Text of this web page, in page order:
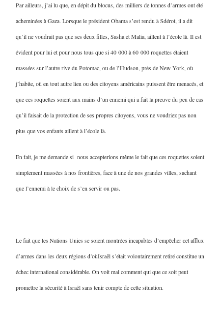
Par ailleurs, j’ai lu que, en dépit du blocus, des milliers de tonnes d’armes ont été
acheminées à Gaza. Lorsque le président Obama s’est rendu à Sdérot, il a dit
qu’il ne voudrait pas que ses deux filles, Sasha et Malia, aillent à l’école là. Il est
évident pour lui et pour nous tous que si 40 000 à 60 000 roquettes étaient
massées sur l’autre rive du Potomac, ou de l’Hudson, près de New-York, où
j’habite, où en tout autre lieu ou des citoyens américains puissent être menacés, et
que ces roquettes soient aux mains d’un ennemi qui a fait la preuve du peu de cas
qu’il faisait de la protection de ses propres citoyens, vous ne voudriez pas non
plus que vos enfants aillent à l’école là.
En fait, je me demande si nous accepterions même le fait que ces roquettes soient
simplement massées à nos frontières, face à une de nos grandes villes, sachant
que l’ennemi à le choix de s’en servir ou pas.
Le fait que les Nations Unies se soient montrées incapables d’empêcher cet afflux
d’armes dans les deux régions d’oùIsraël s’était volontairement retiré constitue un
échec international considérable. On voit mal comment qui que ce soit peut
promettre la sécurité à Israël sans tenir compte de cette situation.